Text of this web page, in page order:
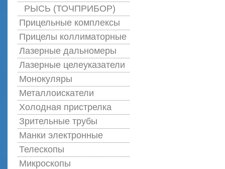
РЫСЬ (ТОЧПРИБОР)
Прицельные комплексы
Прицелы коллиматорные
Лазерные дальномеры
Лазерные целеуказатели
Монокуляры
Металлоискатели
Холодная пристрелка
Зрительные трубы
Манки электронные
Телескопы
Микроскопы